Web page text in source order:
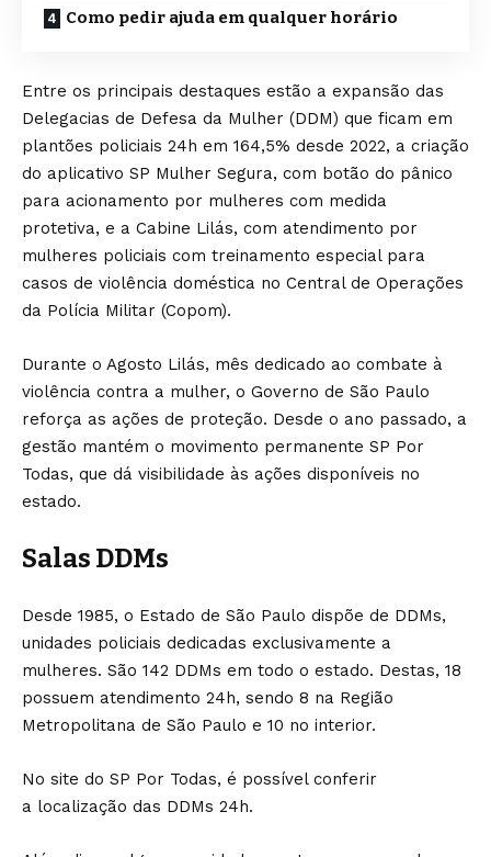
Como pedir ajuda em qualquer horário
Entre os principais destaques estão a expansão das
Delegacias de Defesa da Mulher (DDM) que ficam em
plantões policiais 24h em 164,5% desde 2022, a criação
do aplicativo SP Mulher Segura, com botão do pânico
para acionamento por mulheres com medida
protetiva, e a Cabine Lilás, com atendimento por
mulheres policiais com treinamento especial para
casos de violência doméstica no Central de Operações
da Polícia Militar (Copom).
Durante o Agosto Lilás, mês dedicado ao combate à
violência contra a mulher, o Governo de São Paulo
reforça as ações de proteção. Desde o ano passado, a
gestão mantém o movimento permanente SP Por
Todas, que dá visibilidade às ações disponíveis no
estado.
Salas DDMs
Desde 1985, o Estado de São Paulo dispõe de DDMs,
unidades policiais dedicadas exclusivamente a
mulheres. São 142 DDMs em todo o estado. Destas, 18
possuem atendimento 24h, sendo 8 na Região
Metropolitana de São Paulo e 10 no interior.
No site do SP Por Todas, é possível conferir
a localização das DDMs 24h.